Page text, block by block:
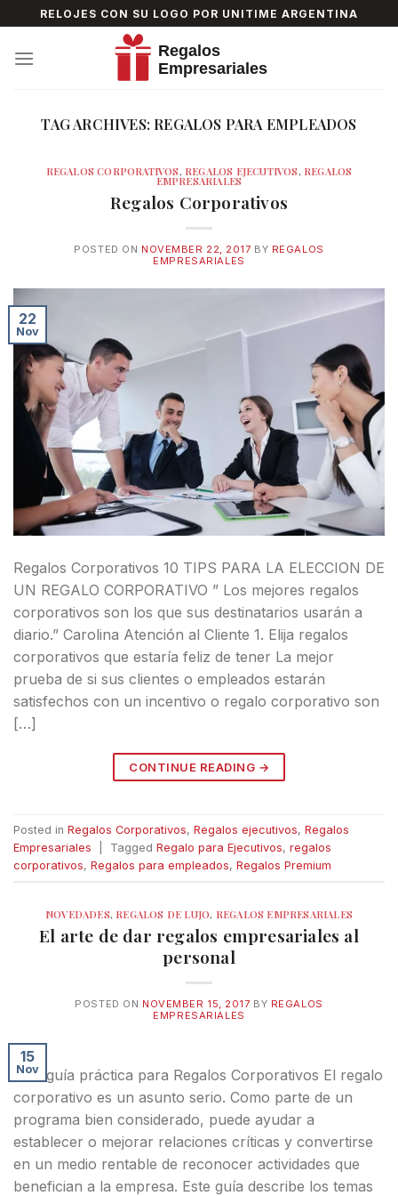
to
content
RELOJES CON SU LOGO POR UNITIME ARGENTINA
TAG ARCHIVES: REGALOS PARA EMPLEADOS
REGALOS CORPORATIVOS, REGALOS EJECUTIVOS, REGALOS
EMPRESARIALES
Regalos Corporativos
POSTED ON NOVEMBER 22, 2017 BY REGALOS
EMPRESARIALES
22
Nov
Regalos Corporativos 10 TIPS PARA LA ELECCION DE
UN REGALO CORPORATIVO ” Los mejores regalos
corporativos son los que sus destinatarios usarán a
diario.” Carolina Atención al Cliente 1. Elija regalos
corporativos que estaría feliz de tener La mejor
prueba de si sus clientes o empleados estarán
satisfechos con un incentivo o regalo corporativo son
[…]
CONTINUE READING →
Posted in Regalos Corporativos, Regalos ejecutivos, Regalos
Empresariales
Tagged Regalo para Ejecutivos, regalos
corporativos, Regalos para empleados, Regalos Premium
NOVEDADES, REGALOS DE LUJO, REGALOS EMPRESARIALES
El arte de dar regalos empresariales al
personal
POSTED ON NOVEMBER 15, 2017 BY REGALOS
EMPRESARIALES
15
Nov
Una guía práctica para Regalos Corporativos El regalo
corporativo es un asunto serio. Como parte de un
programa bien considerado, puede ayudar a
establecer o mejorar relaciones críticas y convertirse
en un medio rentable de reconocer actividades que
benefician a la empresa. Este guía describe los temas